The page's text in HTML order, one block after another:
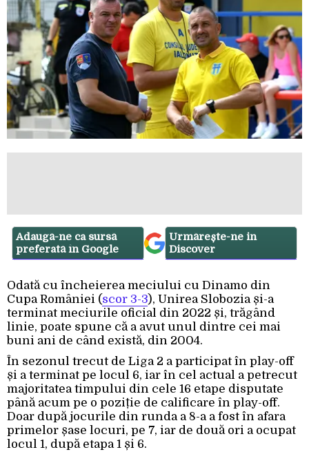
Adaugă-ne ca sursă
preferată în Google
Urmărește-ne in
Discover
Odată cu încheierea meciului cu Dinamo din
Cupa României (scor 3-3), Unirea Slobozia și-a
terminat meciurile oficial din 2022 și, trăgând
linie, poate spune că a avut unul dintre cei mai
buni ani de când există, din 2004.
În sezonul trecut de Liga 2 a participat în play-off
și a terminat pe locul 6, iar în cel actual a petrecut
majoritatea timpului din cele 16 etape disputate
până acum pe o poziție de calificare în play-off.
Doar după jocurile din runda a 8-a a fost în afara
primelor șase locuri, pe 7, iar de două ori a ocupat
locul 1, după etapa 1 și 6.